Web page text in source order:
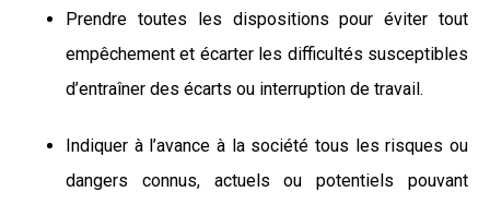
Prendre toutes les dispositions pour éviter tout
empêchement et écarter les difficultés susceptibles
d’entraîner des écarts ou interruption de travail.
Indiquer à l’avance à la société tous les risques ou
dangers connus, actuels ou potentiels pouvant